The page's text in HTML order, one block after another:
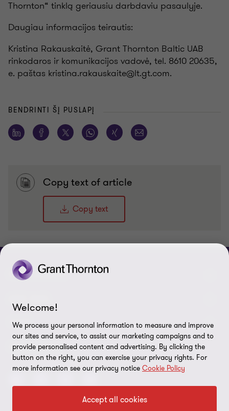
Thornton“ tinklą geriausiu darbdaviu pasaulyje.
Daugiau informacijos teirautis:
Kristina Rakauskaitė, Grant Thornton Baltic UAB
rinkodaros ir komunikacijos vadovė, tel. 8610 20635,
e. paštas kristina.rakauskaite@lt.gt.com.
BENDRINTI ŠĮ PUSLAPĮ
Copy text of article
Copy text
PRISIJUNKITE
Susisiekite su mumis
Grant Thornton Baltic Latvijoje
Grant Thornton Baltic Estijoje
Apie mus
Karjera
Pranešimai žiniasklaidai
Socialinė atsakomybė
TEISĖ
Privatumo politika
Teisinės sąlygos
Svetainės struktūra
SEKITE MUS:
Welcome!
We process your personal information to measure and improve
our sites and service, to assist our marketing campaigns and to
provide personalised content and advertising. By clicking the
button on the right, you can exercise your privacy rights. For
more information see our privacy notice Cookie Policy
Accept all cookies